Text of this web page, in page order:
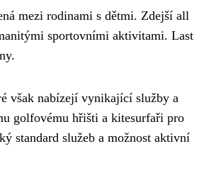
mezi rodinami s dětmi. Zdejší all
sportovními aktivitami. Last
však nabízejí vynikající služby a
golfovému hřišti a kitesurfaři pro
standard služeb a možnost aktivní